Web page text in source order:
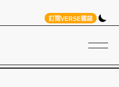
訂閱VERSE雜誌